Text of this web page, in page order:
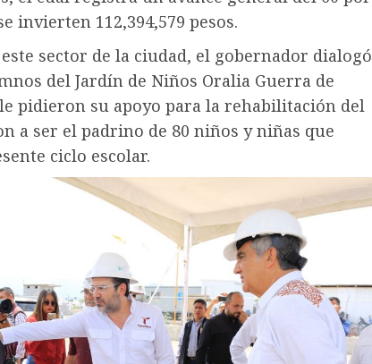
invierten 112,394,579 pesos.
sector de la ciudad, el gobernador dialogó
del Jardín de Niños Oralia Guerra de
pidieron su apoyo para la rehabilitación del
a ser el padrino de 80 niños y niñas que
ciclo escolar.